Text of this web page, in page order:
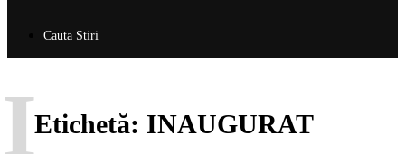
Cauta Stiri
Etichetă: INAUGURAT
I